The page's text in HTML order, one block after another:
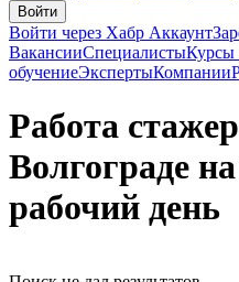
Войти
Войти через Хабр Аккаунт
ВакансииСпециалистыКурсы
обучениеЭкспертыКомпании
Работа
Волгограде
рабочий день